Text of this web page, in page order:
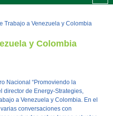
Trabajo a Venezuela y Colombia
y Colombia
Nacional “Promoviendo la
director de Energy-Strategies,
a Venezuela y Colombia. En el
conversaciones con